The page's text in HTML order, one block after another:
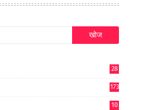
28
173
10